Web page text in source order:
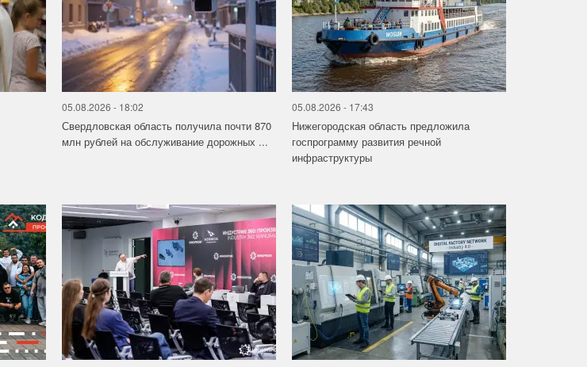
05.08.2026 - 18:02
Свердловская область получила почти 870
млн рублей на обслуживание дорожных ...
05.08.2026 - 17:43
Нижегородская область предложила
госпрограмму развития речной
инфраструктуры